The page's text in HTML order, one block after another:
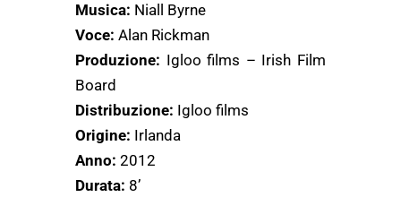
Musica: Niall Byrne
Voce: Alan Rickman
Produzione: Igloo films – Irish Film
Board
Distribuzione: Igloo films
Origine: Irlanda
Anno: 2012
Durata: 8’